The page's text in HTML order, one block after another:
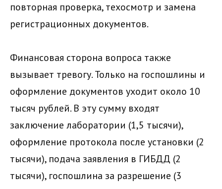
повторная проверка, техосмотр и замена
регистрационных документов.
Финансовая сторона вопроса также
вызывает тревогу. Только на госпошлины и
оформление документов уходит около 10
тысяч рублей. В эту сумму входят
заключение лаборатории (1,5 тысячи),
оформление протокола после установки (2
тысячи), подача заявления в ГИБДД (2
тысячи), госпошлина за разрешение (3